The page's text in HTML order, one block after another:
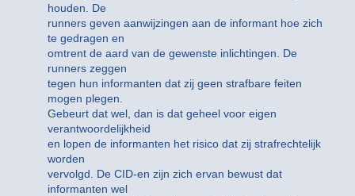
houden. De
runners geven aanwijzingen aan de informant hoe zich
te gedragen en
omtrent de aard van de gewenste inlichtingen. De
runners zeggen
tegen hun informanten dat zij geen strafbare feiten
mogen plegen.
Gebeurt dat wel, dan is dat geheel voor eigen
verantwoordelijkheid
en lopen de informanten het risico dat zij strafrechtelijk
worden
vervolgd. De CID-en zijn zich ervan bewust dat
informanten wel